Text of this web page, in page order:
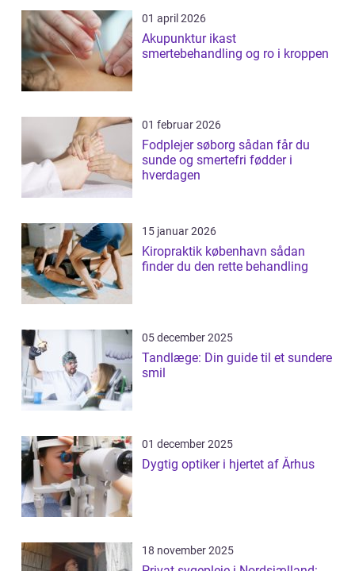
01 april 2026
Akupunktur ikast
smertebehandling og ro i kroppen
01 februar 2026
Fodplejer søborg sådan får du
sunde og smertefri fødder i
hverdagen
15 januar 2026
Kiropraktik københavn sådan
finder du den rette behandling
05 december 2025
Tandlæge: Din guide til et sundere
smil
01 december 2025
Dygtig optiker i hjertet af Århus
18 november 2025